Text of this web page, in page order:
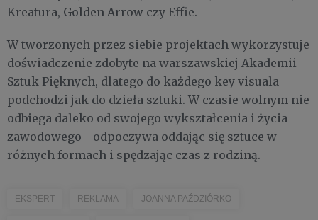
Kreatura, Golden Arrow czy Effie.
W tworzonych przez siebie projektach wykorzystuje
doświadczenie zdobyte na warszawskiej Akademii
Sztuk Pięknych, dlatego do każdego key visuala
podchodzi jak do dzieła sztuki. W czasie wolnym nie
odbiega daleko od swojego wykształcenia i życia
zawodowego - odpoczywa oddając się sztuce w
różnych formach i spędzając czas z rodziną.
EKSPERT REKLAMA JOANNA PAŹDZIÓRKO